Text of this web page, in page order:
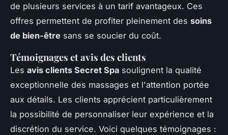
de plusieurs services à un tarif avantageux. Ces
offres permettent de profiter pleinement des soins
de bien-être sans se soucier du coût.
Témoignages et avis des clients
Les avis clients Secret Spa soulignent la qualité
exceptionnelle des massages et l'attention portée
aux détails. Les clients apprécient particulièrement
la possibilité de personnaliser leur expérience et la
discrétion du service. Voici quelques témoignages :